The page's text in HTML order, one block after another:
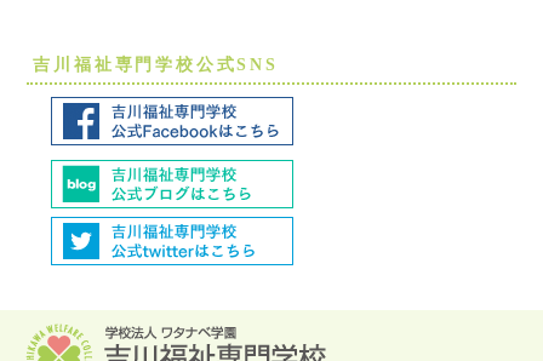
吉川福祉専門学校公式SNS